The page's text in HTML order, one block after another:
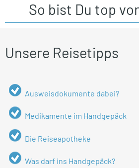
So bist Du top
Unsere Reisetipps
Ausweisdokumente dabei?
Medikamente im Handgepäck
Die Reiseapotheke
Was darf ins Handgepäck?